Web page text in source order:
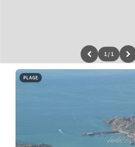
Leaflet|données ©
1 / 1
PLAGE